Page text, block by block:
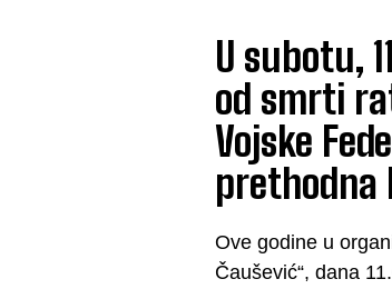
U subotu,
od smrti
Vojske
prethodna
Ove godine u
Čaušević“, dana